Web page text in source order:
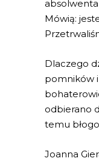
Mówią:
Dlaczego
pomników
odbierano
temu
Joanna